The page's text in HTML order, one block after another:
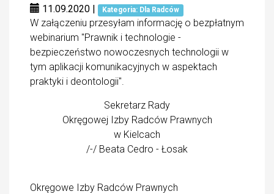
11.09.2020 | Kategoria: Dla Radców
W załączeniu przesyłam informację o bezpłatnym
webinarium "Prawnik i technologie -
bezpieczeństwo nowoczesnych technologii w
tym aplikacji komunikacyjnych w aspektach
praktyki i deontologii".
Sekretarz Rady
Okręgowej Izby Radców Prawnych
w Kielcach
/-/ Beata Cedro - Łosak
Okręgowe Izby Radców Prawnych